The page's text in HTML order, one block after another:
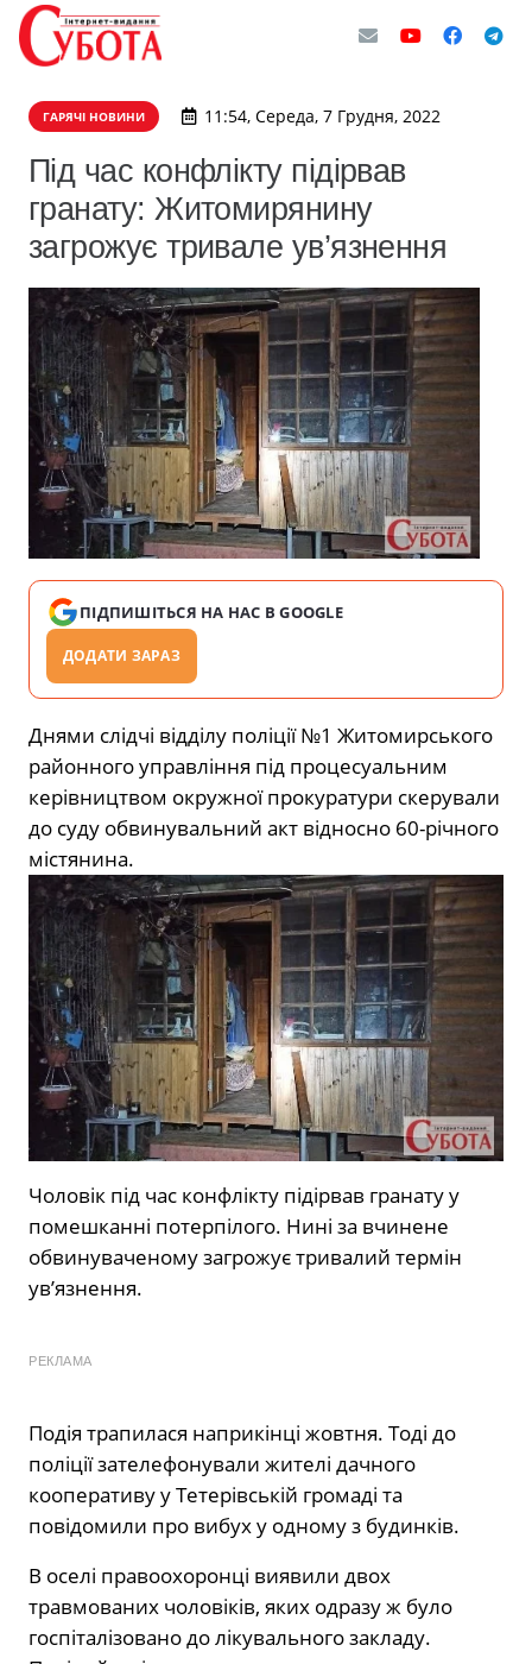
ГАРЯЧІ НОВИНИ 11:54, Середа, 7 Грудня, 2022
Під час конфлікту підірвав
гранату: Житомирянину
загрожує тривале ув’язнення
ПІДПИШІТЬСЯ НА НАС В GOOGLE
ДОДАТИ ЗАРАЗ
Днями слідчі відділу поліції №1 Житомирського
районного управління під процесуальним
керівництвом окружної прокуратури скерували
до суду обвинувальний акт відносно 60-річного
містянина.
Чоловік під час конфлікту підірвав гранату у
помешканні потерпілого. Нині за вчинене
обвинуваченому загрожує тривалий термін
ув’язнення.
РЕКЛАМА
Подія трапилася наприкінці жовтня. Тоді до
поліції зателефонували жителі дачного
кооперативу у Тетерівській громаді та
повідомили про вибух у одному з будинків.
В оселі правоохоронці виявили двох
травмованих чоловіків, яких одразу ж було
госпіталізовано до лікувального закладу.